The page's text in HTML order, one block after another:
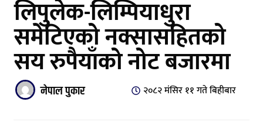
लिपुलेक-लिम्पियाधुरा
समेटिएको नक्सासहितको
सय रुपैयाँको नोट बजारमा
नेपाल पुकार २०८२ मंसिर ११ गते बिहीबार